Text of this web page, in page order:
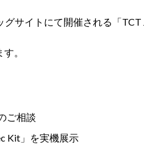
サイトにて開催される「TCT
。
ご相談
Kit」を実機展示